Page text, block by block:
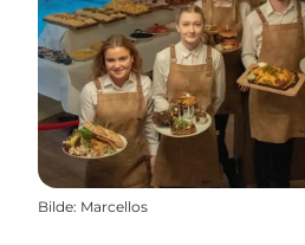
Bilde: Marcellos